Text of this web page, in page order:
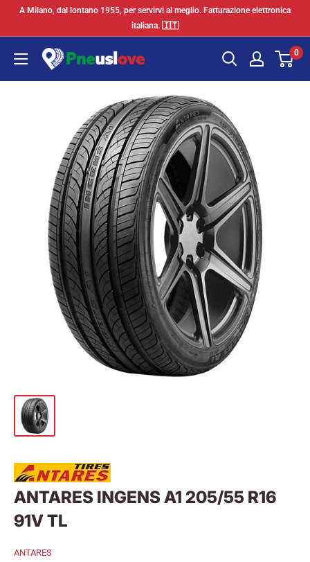
A Milano, dal lontano 1955, per servirvi al meglio. Fatturazione elettronica
italiana. 🇮🇹
Pneuslove 0
ANTARES INGENS A1 205/55 R16
91V TL
ANTARES